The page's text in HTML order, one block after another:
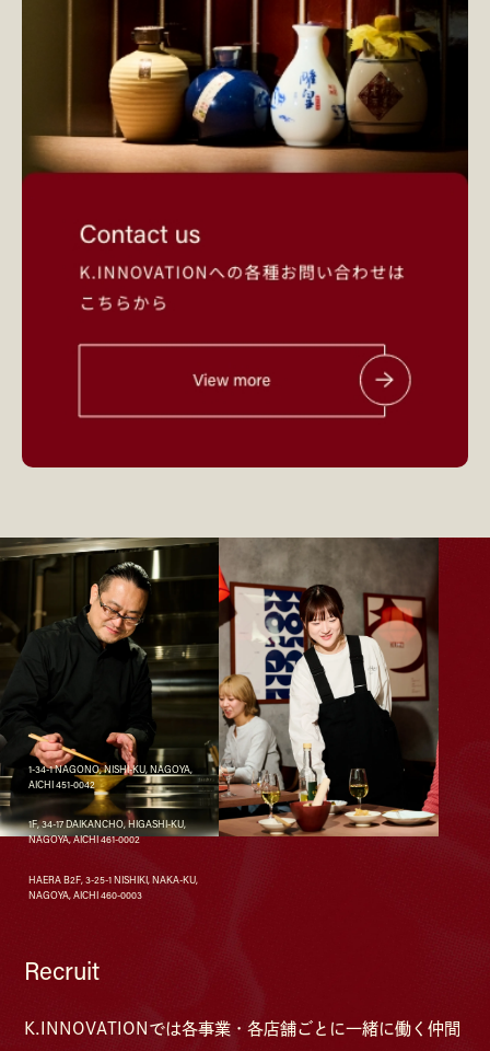
1-34-1 NAGONO, NISHI-KU, NAGOYA,
AICHI 451-0042
1F, 34-17 DAIKANCHO, HIGASHI-KU,
NAGOYA, AICHI 461-0002
HAERA B2F, 3-25-1 NISHIKI, NAKA-KU,
NAGOYA, AICHI 460-0003
Recruit
K.INNOVATIONでは各事業・各店舗ごとに⼀緒に働く仲間